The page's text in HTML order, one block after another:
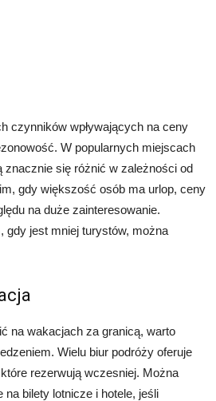
czynników wpływających na ceny
W popularnych miejscach
się różnić w zależności od
gdy większość osób ma urlop, ceny
na duże zainteresowanie.
gdy jest mniej turystów, można
na wakacjach za granicą, warto
Wielu biur podróży oferuje
rezerwują wczesniej. Można
bilety lotnicze i hotele, jeśli